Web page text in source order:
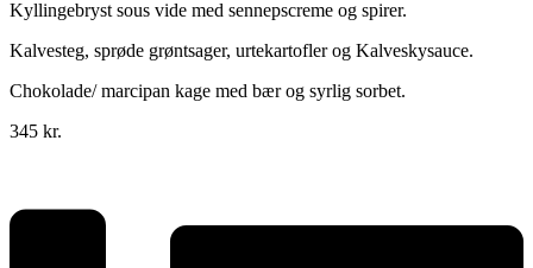
Kyllingebryst sous vide med sennepscreme og spirer.
Kalvesteg, sprøde grøntsager, urtekartofler og Kalveskysauce.
Chokolade/ marcipan kage med bær og syrlig sorbet.
345 kr.